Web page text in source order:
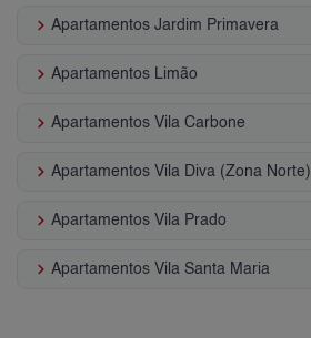
keyboard_arrow_right Apartamentos Jardim Primavera
keyboard_arrow_right Apartamentos Limão
keyboard_arrow_right Apartamentos Vila Carbone
keyboard_arrow_right Apartamentos Vila Diva (Zona Norte)
keyboard_arrow_right Apartamentos Vila Prado
keyboard_arrow_right Apartamentos Vila Santa Maria